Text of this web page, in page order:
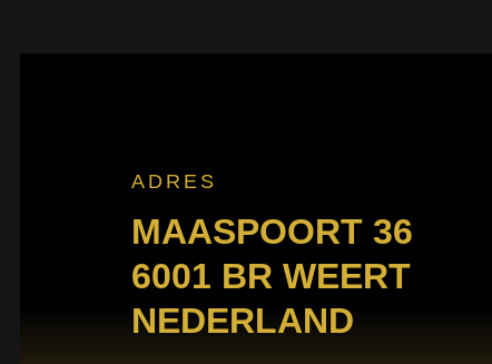
ADRES
MAASPOORT 36
6001 BR WEERT
NEDERLAND